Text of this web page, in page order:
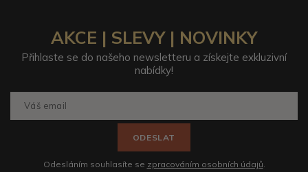
AKCE | SLEVY | NOVINKY
Přihlaste se do našeho newsletteru a získejte exkluzivní
nabídky!
ODESLAT
Odesláním souhlasíte se zpracováním osobních údajů